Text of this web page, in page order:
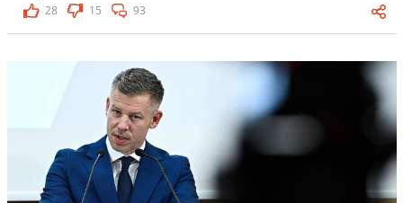
28
15 93